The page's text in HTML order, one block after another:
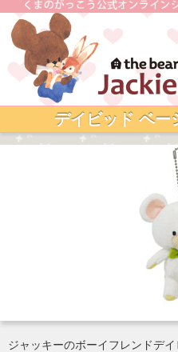
デイビッド ベー
ジャッキーのボーイフレンドデ